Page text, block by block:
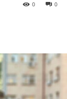
0
0